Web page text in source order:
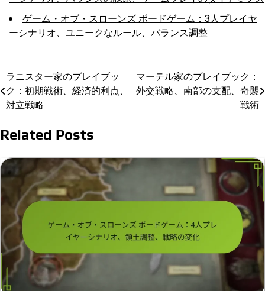
ゲーム・オブ・スローンズ ボードゲーム：3人プレイヤ
ーシナリオ、ユニークなルール、バランス調整
Post
navigation
ラニスター家のプレイブッ
ク：初期戦術、経済的利点、
対立戦略
マーテル家のプレイブック：
外交戦略、南部の支配、奇襲
戦術
Related Posts